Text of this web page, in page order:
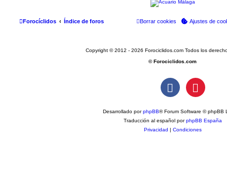
Forocíclidos Índice de foros Ajustes de
Borrar cookies
Copyright © 2012 - 2026 Forociclidos.com Todos los
© Forociclidos.com
Desarrollado porphpBB® Forum Software © phpBB
Traducción al español porphpBB España
Privacidad | Condiciones